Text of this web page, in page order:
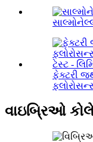
ફેક્ટરી
વાઇબ્રિઓ